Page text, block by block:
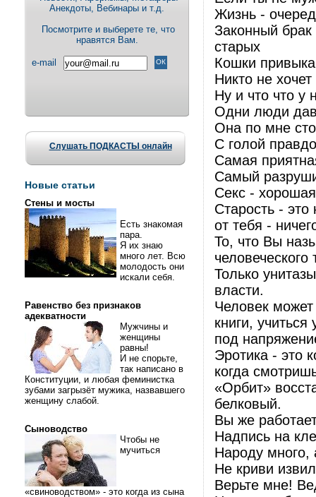
Анекдоты, Вебинары и т.д.
Посмотрите и выберете те, что
нравятся Вам.
e-mail
Слушать ПОДКАСТЫ онлайн
Новые статьи
Стены и мосты
Есть знакомая
пара.
Я их знаю
много лет. Всю
молодость они
искали себя.
Равенство без признаков
адекватности
Мужчины и
женщины
равны!
И не спорьте,
так написано в
Конституции, и любая феминистка
зубами загрызёт мужика, назвавшего
женщину слабой.
Сыноводство
Чтобы не
мучиться
«свиноводством» - это когда из сына
Жизнь -
Законный брак
старых
Кошки
Никто не
Ну и что что у
Одни люди
Она по мне
С голой
Самая
Самый
Секс -
Старость -
от тебя -
То, что Вы
Только
власти.
Человек
книги,
под
Эротика - это
когда
«Орбит»
белковый.
Вы же
Надпись на
Народу
Не криви
Верьте мне!